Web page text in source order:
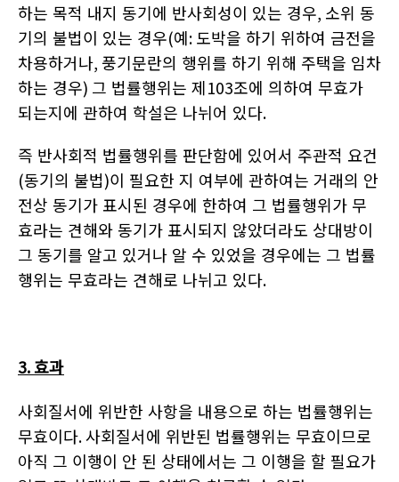
하는 목적 내지 동기에 반사회성이 있는 경우, 소위 동
기의 불법이 있는 경우(예:도박을 하기 위하여 금전을
차용하거나, 풍기문란의 행위를 하기 위해 주택을 임차
하는 경우) 그 법률행위는 제103조에 의하여 무효가
되는지에 관하여 학설은 나뉘어 있다.
즉 반사회적 법률행위를 판단함에 있어서 주관적 요건
(동기의 불법)이 필요한 지 여부에 관하여는 거래의 안
전상 동기가 표시된 경우에 한하여 그 법률행위가 무
효라는 견해와 동기가 표시되지 않았더라도 상대방이
그 동기를 알고 있거나 알 수 있었을 경우에는 그 법률
행위는 무효라는 견해로 나뉘고 있다.
3.효과
사회질서에 위반한 사항을 내용으로 하는 법률행위는
무효이다.사회질서에 위반된 법률행위는 무효이므로
아직 그 이행이 안 된 상태에서는 그 이행을 할 필요가